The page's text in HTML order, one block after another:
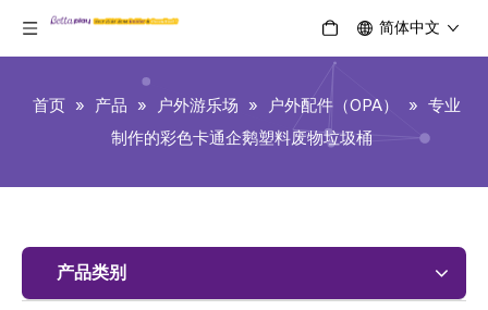
简体中文
首页 » 产品 » 户外游乐场 » 户外配件（OPA） » 专业
制作的彩色卡通企鹅塑料废物垃圾桶
产品类别